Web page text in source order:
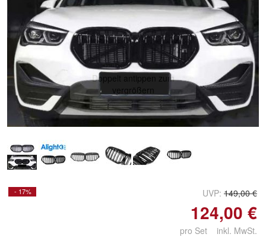
Doppelt antippen zum
vergrößern
- 17% UVP: 149,00 €
124,00 €
pro Set inkl. MwSt.